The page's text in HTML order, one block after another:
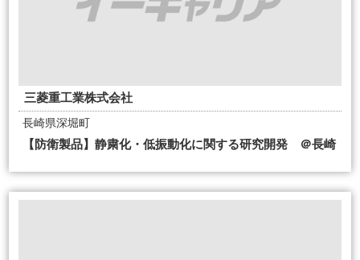
三菱重工業株式会社
長崎県深堀町
【防衛製品】静粛化・低振動化に関する研究開発 ＠長崎